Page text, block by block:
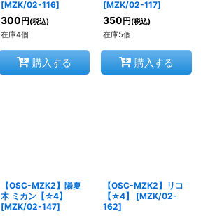
[MZK/02-116]
300 円 (税込)
在庫4個
購入する
[MZK/02-117]
350 円 (税込)
在庫5個
購入する
【OSC-MZK2】陽夏
木 ミカン【☆4】
[MZK/02-147]
【OSC-MZK2】リコ
【☆4】
[MZK/02-
162]